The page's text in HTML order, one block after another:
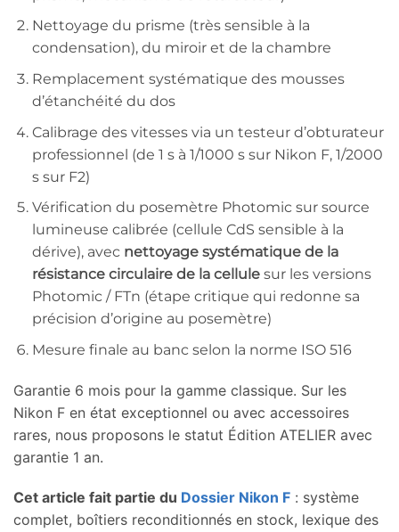
Nettoyage du prisme (très sensible à la
condensation), du miroir et de la chambre
Remplacement systématique des mousses
d’étanchéité du dos
Calibrage des vitesses via un testeur d’obturateur
professionnel (de 1 s à 1/1000 s sur Nikon F, 1/2000
s sur F2)
Vérification du posemètre Photomic sur source
lumineuse calibrée (cellule CdS sensible à la
dérive), avec nettoyage systématique de la
résistance circulaire de la cellulesur les versions
Photomic / FTn (étape critique qui redonne sa
précision d’origine au posemètre)
Mesure finale au banc selon la norme ISO 516
Garantie 6 mois pour la gamme classique. Sur les
Nikon F en état exceptionnel ou avec accessoires
rares, nous proposons le statut Édition ATELIER avec
garantie 1 an.
Cet article fait partie du Dossier Nikon F : système
complet, boîtiers reconditionnés en stock, lexique des